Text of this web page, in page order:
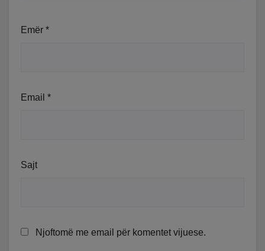
Emër *
Email *
Sajt
Njoftomë me email për komentet vijuese.